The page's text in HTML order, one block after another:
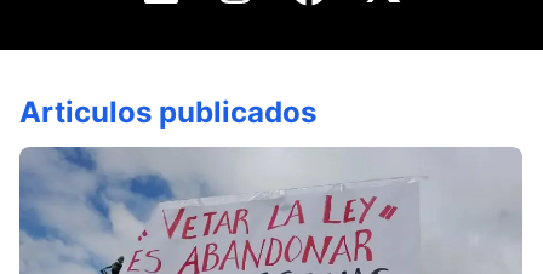
Articulos publicados